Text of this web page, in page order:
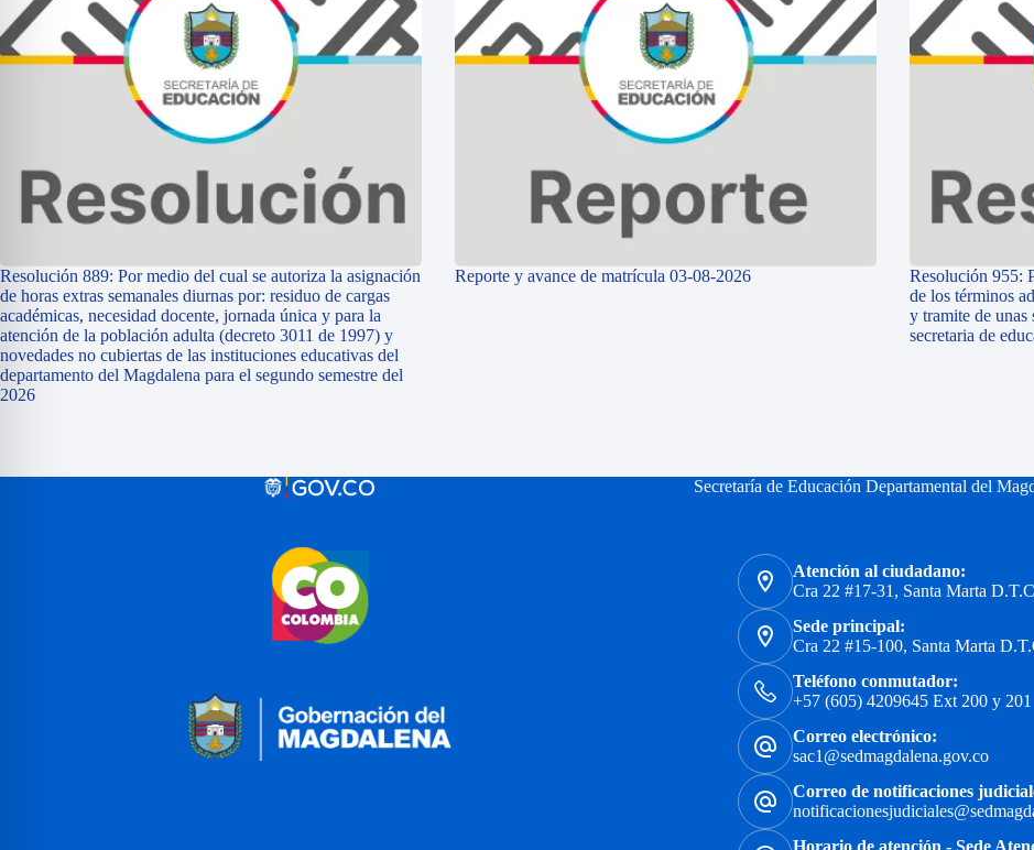
Resolución 889: Por medio del cual se autoriza la asignación
de horas extras semanales diurnas por: residuo de cargas
académicas, necesidad docente, jornada única y para la
atención de la población adulta (decreto 3011 de 1997) y
novedades no cubiertas de las instituciones educativas del
departamento del Magdalena para el segundo semestre del
2026
Reporte y avance de matrícula 03-08-2026
Resolución 955:
de los términos
y tramite de unas
secretaria de
Secretaría de Educación Departamental del
Atención al ciudadano:
Cra 22 #17-31, Santa Marta
Sede principal:
Cra 22 #15-100, Santa Marta
Teléfono conmutador:
+57 (605) 4209645 Ext 200 y 201
Correo electrónico:
sac1@sedmagdalena.gov.co
Correo de notificaciones
Horario de atención - Sede